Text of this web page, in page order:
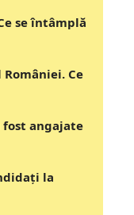
se întâmplă
Ce
fost angajate
la